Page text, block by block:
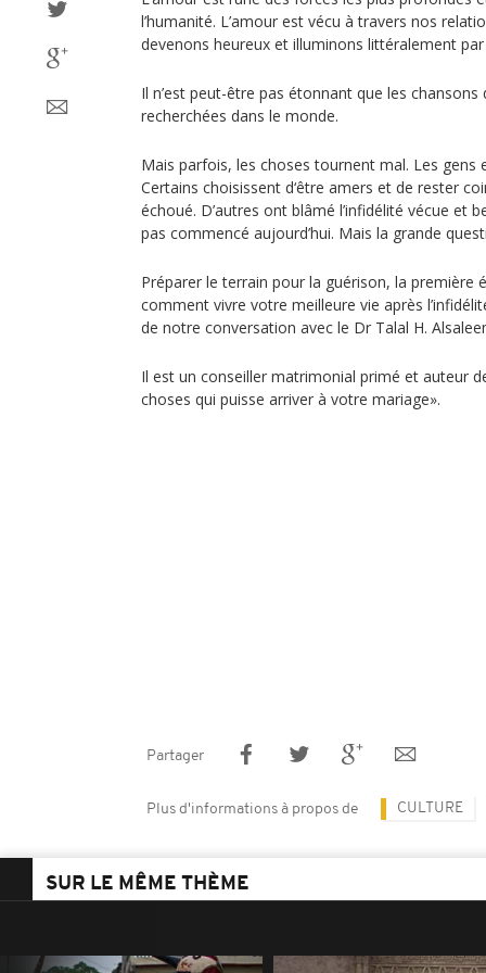
l’humanité. L’amour est vécu à travers nos
devenons heureux et illuminons littéralement par
Il n’est peut-être pas étonnant que les chansons
recherchées dans le monde.
Mais parfois, les choses tournent mal. Les
Certains choisissent d‘être amers et de rester
échoué. D’autres ont blâmé l’infidélité vécue et
pas commencé aujourd’hui. Mais la grande
Préparer le terrain pour la guérison, la première
comment vivre votre meilleure vie après
de notre conversation avec le Dr Talal H.
Il est un conseiller matrimonial primé et auteur
choses qui puisse arriver à votre mariage».
Partager
Plus d'informations à propos de CULTURE
SUR LE MÊME THÈME